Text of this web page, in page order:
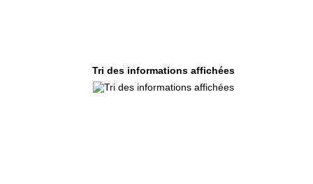
Tri des informations affichées